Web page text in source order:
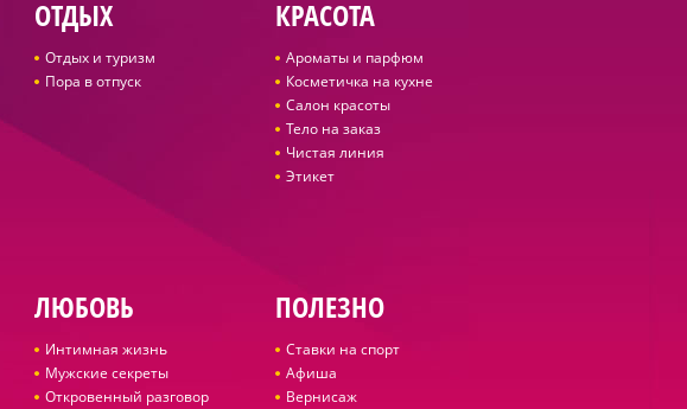
ОТДЫХ
Отдых и туризм
Пора в отпуск
КРАСОТА
Ароматы и парфюм
Косметичка на кухне
Салон красоты
Тело на заказ
Чистая линия
Этикет
ЛЮБОВЬ
Интимная жизнь
Мужские секреты
Откровенный разговор
ПОЛЕЗНО
Ставки на спорт
Афиша
Вернисаж